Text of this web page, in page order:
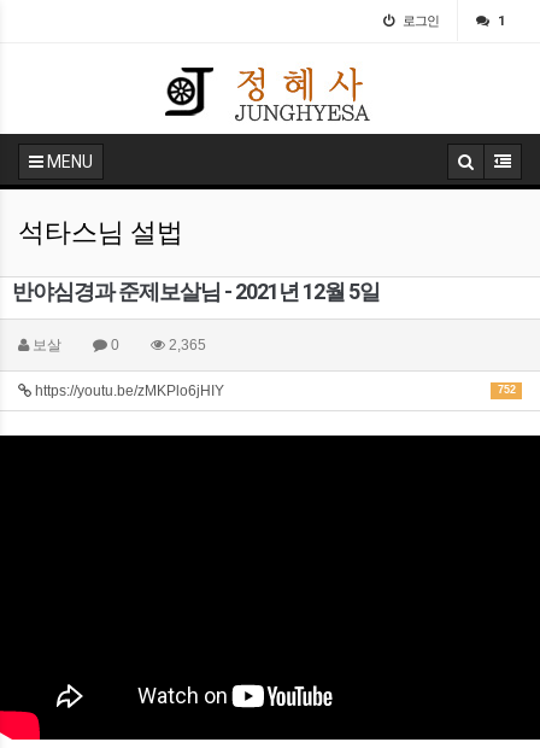
로그인 1
MENU
석타스님 설법
반야심경과 준제보살님 - 2021년 12월 5일
보살 0 2,365
752
https://youtu.be/zMKPlo6jHIY